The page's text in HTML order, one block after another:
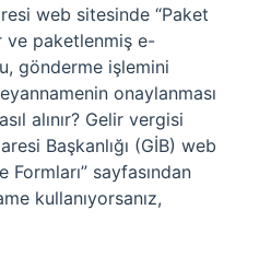
web sitesinde “Paket
ve paketlenmiş e-
gönderme işlemini
onaylanması
alınır? Gelir vergisi
Başkanlığı (GİB) web
Formları” sayfasından
kullanıyorsanız,